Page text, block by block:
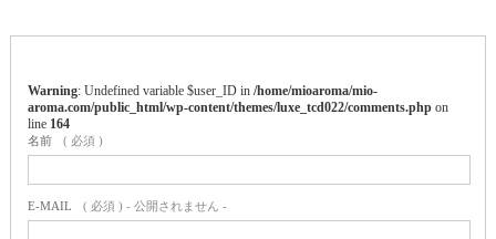
Warning : Undefined variable $user_ID in /home/mioaroma/mio-
aroma.com/public_html/wp-content/themes/luxe_tcd022/comments.phpon
line 164
名前 ( 必須 )
E-MAIL ( 必須 ) - 公開されません -